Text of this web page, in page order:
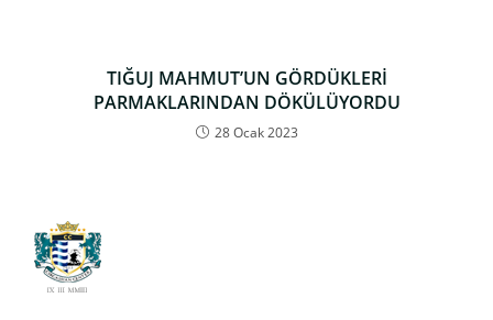
TIĞUJ MAHMUT’UN GÖRDÜKLERİ
PARMAKLARINDAN DÖKÜLÜYORDU
28 Ocak 2023